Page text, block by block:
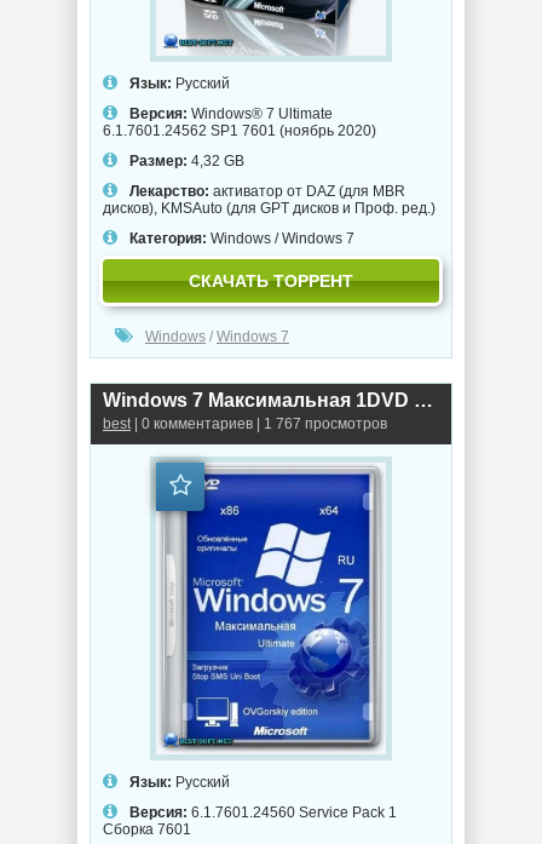
Язык: Русский
Версия: Windows® 7 Ultimate
6.1.7601.24562 SP1 7601 (ноябрь 2020)
Размер: 4,32 GB
Лекарство: активатор от DAZ (для MBR
дисков), KMSAuto (для GPT дисков и Проф. ред.)
Категория: Windows /Windows 7
СКАЧАТЬ ТОРРЕНТ
Windows / Windows 7
Windows 7 Максимальная 1DVD Ru x86-x64 w.BootMenu by OVGorskiy® 09.2020
best| 0 комментариев | 1 767 просмотров
Язык: Русский
Версия: 6.1.7601.24560 Service Pack 1
Сборка 7601